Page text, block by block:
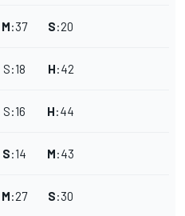
M:37 S:20
S:18 H:42
S:16 H:44
S:14 M:43
M:27 S:30